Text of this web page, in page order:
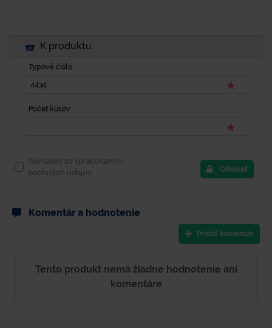
K produktu
Typové číslo
Počet kusov
Súhlasím so spracovaním
osobných údajov.
Odoslať
Komentár a hodnotenie
Pridať komentár
Tento produkt nemá žiadne hodnotenie ani
komentáre